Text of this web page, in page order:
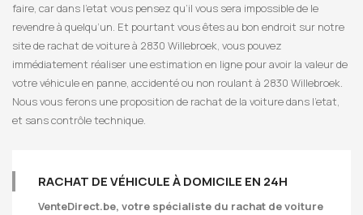
faire, car dans l’etat vous pensez qu’il vous sera impossible de le
revendre à quelqu’un. Et pourtant vous êtes au bon endroit sur notre
site de rachat de voiture à 2830 Willebroek, vous pouvez
immédiatement réaliser une estimation en ligne pour avoir la valeur de
votre véhicule en panne, accidenté ou non roulant à 2830 Willebroek.
Nous vous ferons une proposition de rachat de la voiture dans l’etat,
et sans contrôle technique.
RACHAT DE VÉHICULE À DOMICILE EN 24H
VenteDirect.be, votre spécialiste du rachat de voiture